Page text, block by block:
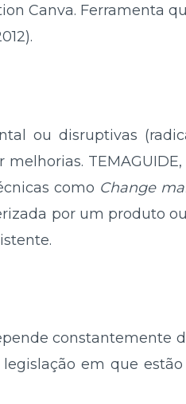
Canva. Ferramenta
ou disruptivas
TEMAGUIDE,
como Change
por um produto
constantemente
em que estão